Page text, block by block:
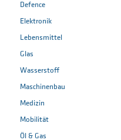
Defence
Elektronik
Lebensmittel
Glas
Wasserstoff
Maschinenbau
Medizin
Mobilität
Öl & Gas